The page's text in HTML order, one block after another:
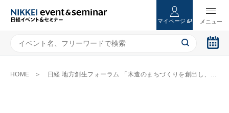
マイページ
HOME 日経 地方創生フォーラム 「木造のまちづくりを創出し、森林循環経済を実現する」